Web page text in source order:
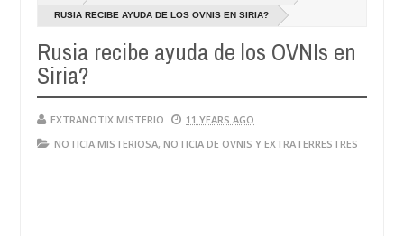
enanos robando verduras de sus huertos.
20250
conocida como la radio del fin del mundo volvió a emitir
RUSIA RECIBE AYUDA DE LOS OVNIS EN SIRIA?
Rusia recibe ayuda de los OVNIs en
Siria?
EXTRANOTIX MISTERIO
11 YEARS AGO
NOTICIA MISTERIOSA, NOTICIA DE OVNIS Y EXTRATERRESTRES